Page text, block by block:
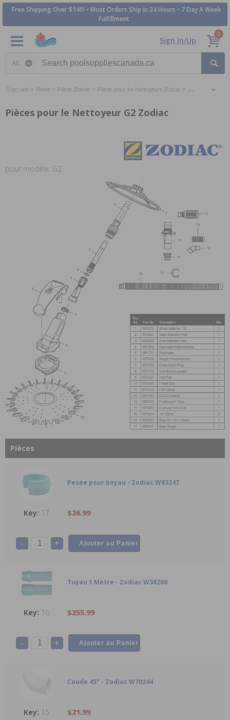
Free Shipping Over $149! • Most Orders Ship in 24 Hours • 7 Day A Week
Fulfillment
Sign In/Up
0
D'accueil Pièces Pièces Zodiac Pièces pour les Nettoyeurs Zodiac Pièces pour le
Pièces pour le Nettoyeur G2 Zodiac
pour modèle: G2
Pièces
Pesée pour boyau - Zodiac W83247
17 $26.99
- +
Tuyau 1 Mètre - Zodiac W38260
16 $255.99
- +
Coude 45° - Zodiac W70244
15 $21.99